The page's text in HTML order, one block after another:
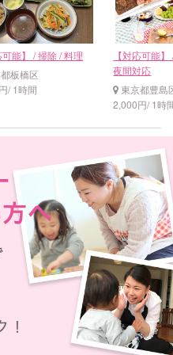
可能】 / 掃除 / 料理
板橋区
/ 1時間
【対応可能
夜間対応
東京都豊島
2,000円/ 1時